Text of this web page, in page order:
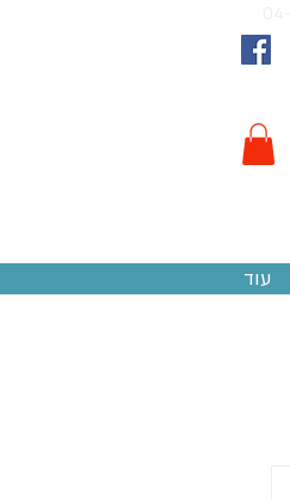
עוד